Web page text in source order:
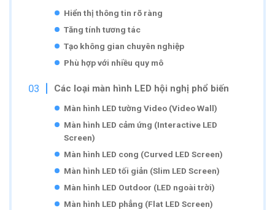
Hiển thị thông tin rõ ràng
Tăng tính tương tác
Tạo không gian chuyên nghiệp
Phù hợp với nhiều quy mô
Các loại màn hình LED hội nghị phổ biến
Màn hình LED tường Video (Video Wall)
Màn hình LED cảm ứng (Interactive LED
Screen)
Màn hình LED cong (Curved LED Screen)
Màn hình LED tối giản (Slim LED Screen)
Màn hình LED Outdoor (LED ngoài trời)
Màn hình LED phẳng (Flat LED Screen)